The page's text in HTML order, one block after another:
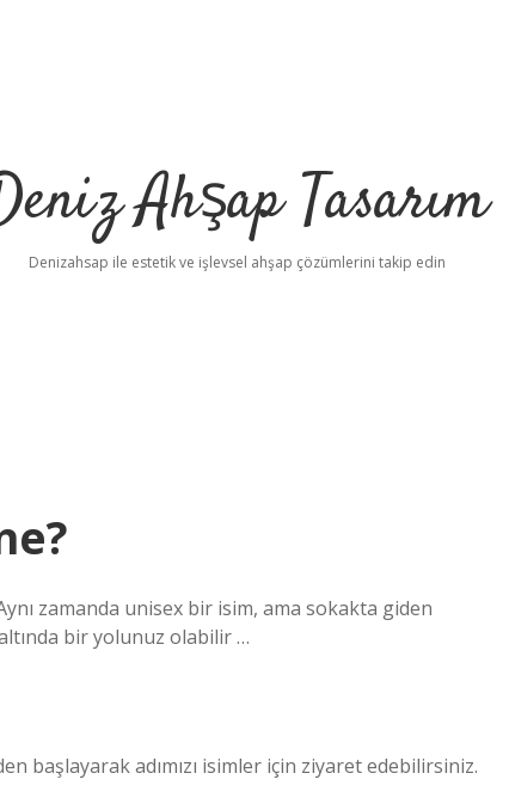
Ahşap Tasarım
Denizahsap ile estetik ve işlevsel ahşap çözümlerini takip edin
zamanda unisex bir isim, ama sokakta giden
bir yolunuz olabilir …
başlayarak adımızı isimler için ziyaret edebilirsiniz.